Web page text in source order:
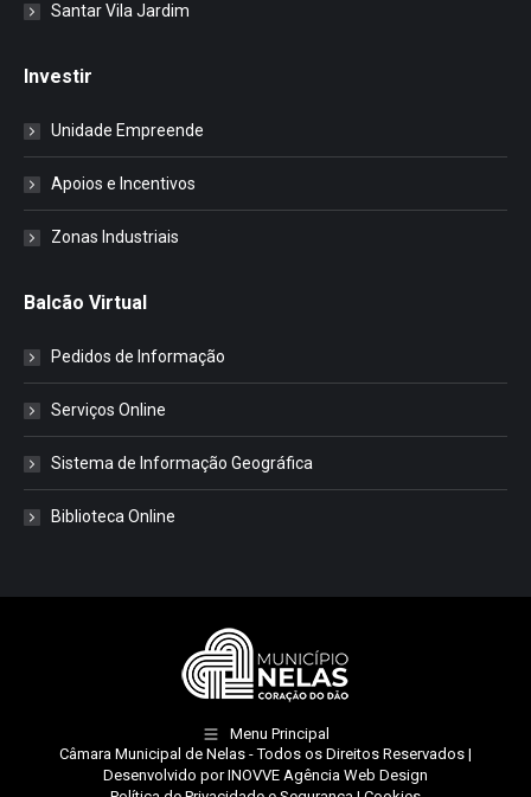
Santar Vila Jardim
Investir
Unidade Empreende
Apoios e Incentivos
Zonas Industriais
Balcão Virtual
Pedidos de Informação
Serviços Online
Sistema de Informação Geográfica
Biblioteca Online
Menu Principal
Câmara Municipal de Nelas - Todos os Direitos Reservados |
Desenvolvido porINOVVE Agência Web Design